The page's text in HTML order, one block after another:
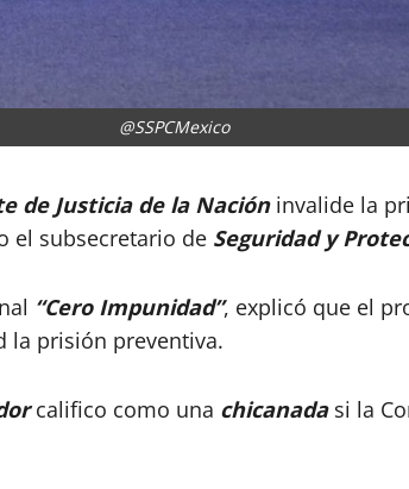
@SSPCMexico
de Justicia de la Nacióninvalide la
el subsecretario de Seguridad y
“Cero Impunidad”, explicó que el
la prisión preventiva.
califico como una chicanadasi la